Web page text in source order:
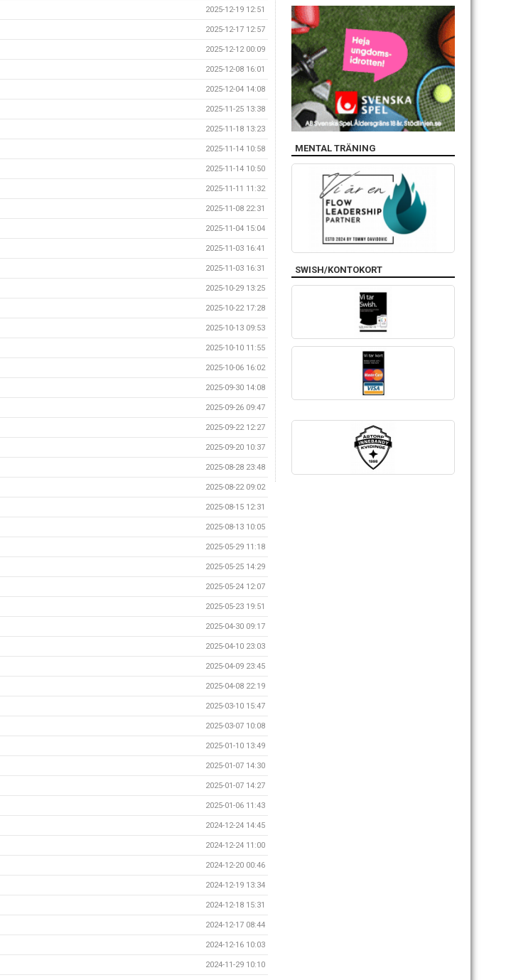
2025-12-19 12:51
2025-12-17 12:57
2025-12-12 00:09
2025-12-08 16:01
2025-12-04 14:08
2025-11-25 13:38
2025-11-18 13:23
2025-11-14 10:58
2025-11-14 10:50
2025-11-11 11:32
2025-11-08 22:31
2025-11-04 15:04
2025-11-03 16:41
2025-11-03 16:31
2025-10-29 13:25
2025-10-22 17:28
2025-10-13 09:53
2025-10-10 11:55
2025-10-06 16:02
2025-09-30 14:08
2025-09-26 09:47
2025-09-22 12:27
2025-09-20 10:37
2025-08-28 23:48
2025-08-22 09:02
2025-08-15 12:31
2025-08-13 10:05
2025-05-29 11:18
2025-05-25 14:29
2025-05-24 12:07
2025-05-23 19:51
2025-04-30 09:17
2025-04-10 23:03
2025-04-09 23:45
2025-04-08 22:19
2025-03-10 15:47
2025-03-07 10:08
2025-01-10 13:49
2025-01-07 14:30
2025-01-07 14:27
2025-01-06 11:43
2024-12-24 14:45
2024-12-24 11:00
2024-12-20 00:46
2024-12-19 13:34
2024-12-18 15:31
2024-12-17 08:44
2024-12-16 10:03
2024-11-29 10:10
MENTAL TRÄNING
SWISH/KONTOKORT